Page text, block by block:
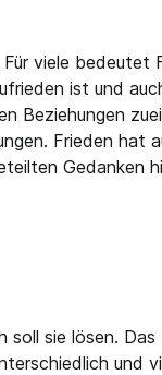
viele bedeutet
ist und
Beziehungen
Frieden hat
Gedanken
sie lösen. Das
und